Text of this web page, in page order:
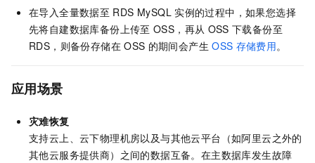
在导入全量数据至 RDS MySQL 实例的过程中，如果您选择
先将自建数据库备份上传至 OSS，再从 OSS 下载备份至
RDS，则备份存储在 OSS 的期间会产生 OSS 存储费用。
应用场景
灾难恢复
支持云上、云下物理机房以及与其他云平台（如阿里云之外的
其他云服务提供商）之间的数据互备。在主数据库发生故障